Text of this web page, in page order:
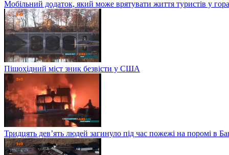
Мобільний додаток, який може врятувати життя туристів у
Пішохідний міст зник безвісти у США
Тридцять дев’ять людей загинуло під час пожежі на поромі в